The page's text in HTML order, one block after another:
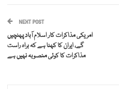
NEXT POST
امریکی مذاکرات کار اسلام آباد پہنچیں
گے، ایران کا کہنا ہے کہ براہ راست
مذاکرات کا کوئی منصوبہ نہیں ہے